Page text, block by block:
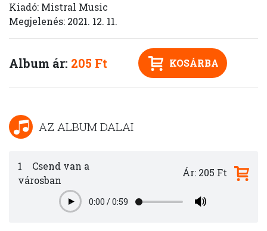
Kiadó: Mistral Music
Megjelenés: 2021. 12. 11.
Album ár: 205 Ft KOSÁRBA
AZ ALBUM DALAI
1
Csend van a
városban
Play0:00 /0:59
Ár: 205 Ft